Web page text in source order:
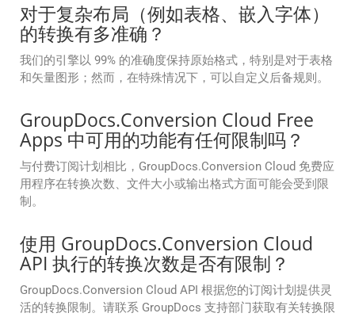
对于复杂布局（例如表格、嵌入字体）
的转换有多准确？
我们的引擎以 99% 的准确度保持原始格式，特别是对于表格
和矢量图形；然而，在特殊情况下，可以自定义后备规则。
GroupDocs.Conversion Cloud Free
Apps 中可用的功能有任何限制吗？
与付费订阅计划相比，GroupDocs.Conversion Cloud 免费应
用程序在转换次数、文件大小或输出格式方面可能会受到限
制。
使用 GroupDocs.Conversion Cloud
API 执行的转换次数是否有限制？
GroupDocs.Conversion Cloud API 根据您的订阅计划提供灵
活的转换限制。请联系 GroupDocs 支持部门获取有关转换限